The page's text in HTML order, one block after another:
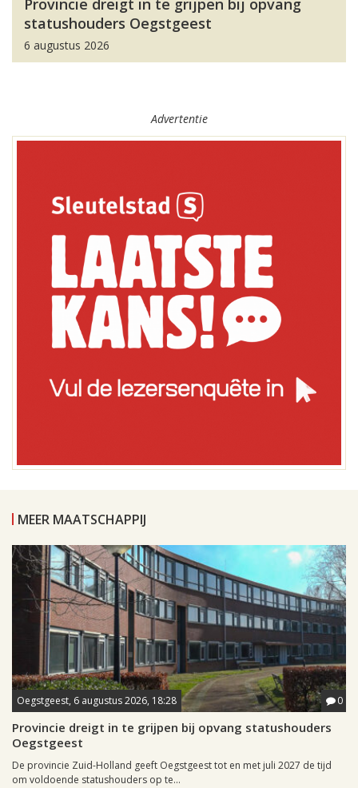
Provincie dreigt in te grijpen bij opvang
statushouders Oegstgeest
6 augustus 2026
Advertentie
MEER MAATSCHAPPIJ
Oegstgeest, 6 augustus 2026, 18:28 0
Provincie dreigt in te grijpen bij opvang statushouders
Oegstgeest
De provincie Zuid-Holland geeft Oegstgeest tot en met juli 2027 de tijd
om voldoende statushouders op te...